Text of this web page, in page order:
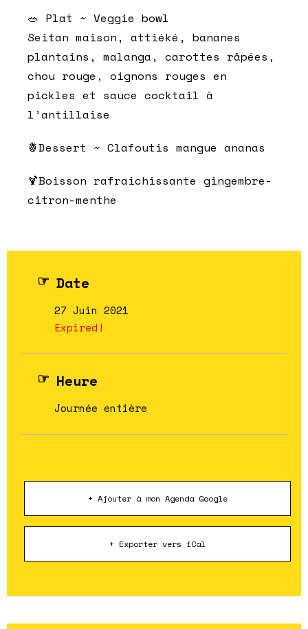
🥗 Plat ~ Veggie bowl
Seitan maison, attiéké, bananes
plantains, malanga, carottes râpées,
chou rouge, oignons rouges en
pickles et sauce cocktail à
l’antillaise
🍍Dessert ~ Clafoutis mangue ananas
🍹Boisson rafraichissante gingembre-
citron-menthe
Date
27 Juin 2021
Expired!
Heure
Journée entière
+ Ajouter à mon Agenda Google
+ Exporter vers iCal